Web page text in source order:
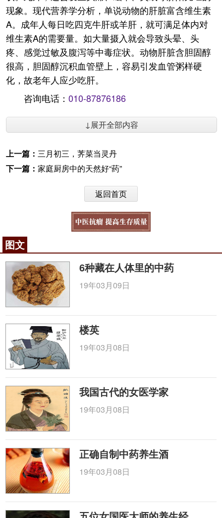
现象。现代营养学分析，单说动物的肝脏富含维生素
A。成年人每日吃四克牛肝或羊肝，就可满足体内对
维生素A的需要量。如大量摄入就会导致头晕、头
疼、感觉过敏及腹泻等中毒症状。动物肝脏含胆固醇
很高，胆固醇沉积血管壁上，容易引发血管粥样硬
化，故老年人应少吃肝。
咨询电话： 010-87876186
↓展开全部内容
上一篇： 三月初三，荠菜当灵丹
下一篇： 家庭厨房中的天然好“药”
返回首页
图文
6种藏在人体里的中药
19年03月09日
楼英
19年03月08日
我国古代的女医学家
19年03月08日
正确自制中药养生酒
19年03月08日